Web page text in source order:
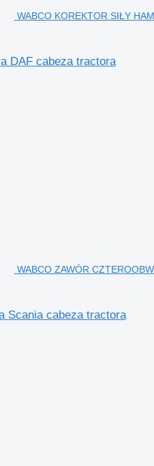
WABCO KOREKTOR SIŁY
DAF cabeza tractora
WABCO ZAWÓR
Scania cabeza tractora